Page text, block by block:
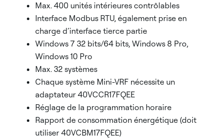
Max. 400 unités intérieures contrôlables
Interface Modbus RTU, également prise en
charge d’interface tierce partie
Windows 7 32 bits/64 bits, Windows 8 Pro,
Windows 10 Pro
Max. 32 systèmes
Chaque système Mini-VRF nécessite un
adaptateur 40VCCR17FQEE
Réglage de la programmation horaire
Rapport de consommation énergétique (doit
utiliser 40VCBM17FQEE)